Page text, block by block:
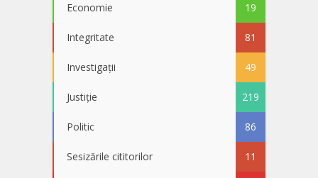
Economie 19
Integritate 81
Investigații 49
Justiție 219
Politic 86
Sesizările cititorilor 11